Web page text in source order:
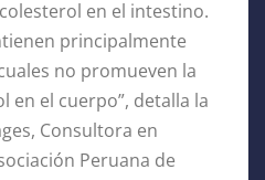
en el intestino.
principalmente
no promueven la
en el cuerpo”, detalla la
Consultora en
Peruana de